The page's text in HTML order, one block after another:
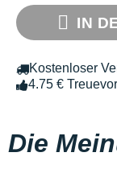
IN
Kostenloser
4.75 €
Die